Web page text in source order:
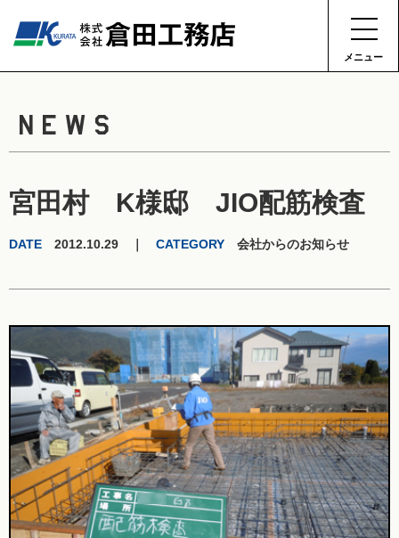
メニュー
NEWS
宮田村 K様邸 JIO配筋検査
DATE 2012.10.29 ｜ CATEGORY 会社からのお知らせ